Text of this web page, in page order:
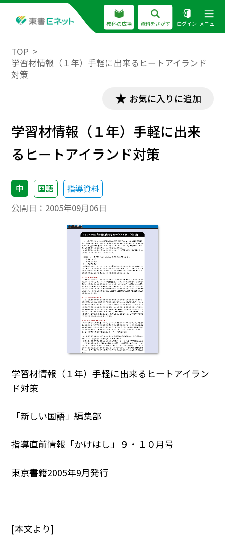
教科の広場 資料をさがす ログイン メニュー
TOP
学習材情報（１年）手軽に出来るヒートアイランド
対策
お気に入りに追加
学習材情報（１年）手軽に出来
るヒートアイランド対策
中 国語 指導資料
公開日： 2005年09月06日
学習材情報（１年）手軽に出来るヒートアイラン
ド対策
「新しい国語」編集部
指導直前情報「かけはし」９・１０月号
東京書籍2005年9月発行
[本文より]